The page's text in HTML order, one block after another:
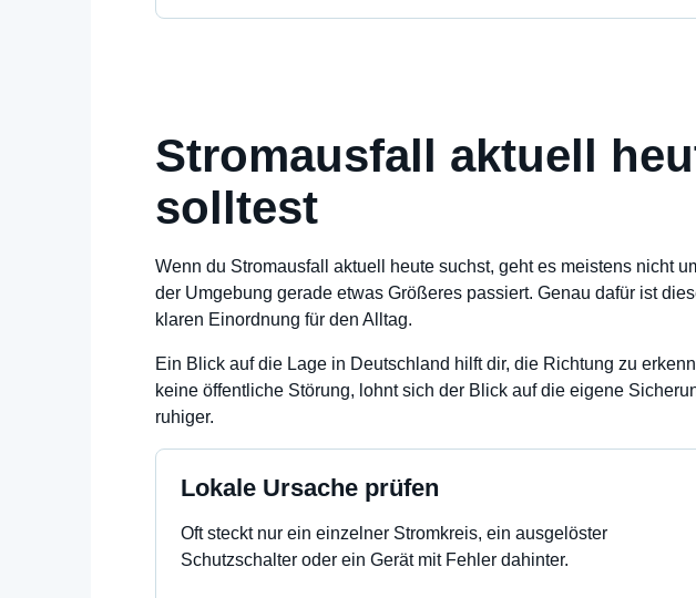
Stromausfall aktuell
solltest
Wenn du Stromausfall aktuell heute suchst, geht es meistens nicht
der Umgebung gerade etwas Größeres passiert. Genau dafür ist
klaren Einordnung für den Alltag.
Ein Blick auf die Lage in Deutschland hilft dir, die Richtung zu
keine öffentliche Störung, lohnt sich der Blick auf die eigene
ruhiger.
Lokale Ursache prüfen
Oft steckt nur ein einzelner Stromkreis, ein ausgelöster
Schutzschalter oder ein Gerät mit Fehler dahinter.